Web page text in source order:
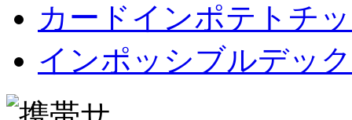
カードインポテトチ
インポッシブルデック